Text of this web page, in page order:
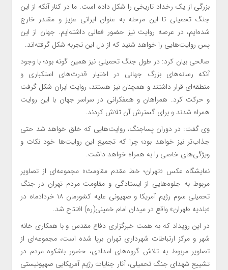
بزرگی از یک رخداد تاریخی را شکل داده است. ما در کنار آنکه از این
جنگ تحمیلی تا این مرحله به عنوان ایرانی عزیز و مقتدر خارج
شده‌ایم، در عرصه روایت نیز حضور فعالی داشته‌ایم. جهان از این
پس روایت‌هایی را خواهد شنید که از دل این تجربه شکل گرفته‌اند.
صالحی بیان کرد: در طول جنگ تحمیلی نیز همین‌ گونه بود؛ با وجود
آنکه رسانه‌های بزرگ جهانی در اختیار قدرت‌های استکباری و
منطقه‌ای قرار داشتند و همچنان نیز هستند، روایت ایران شکل گرفت
و حرکت کرد. همراهان و همفکرانی در سراسر جهان با این روایت
همراه شدند و برای گسترش آن تلاش کردند.
وی گفت: در دوران پساجنگ، روایت‌هایی که خلق خواهد شد حتی
جذاب‌تر نیز خواهد بود؛ چرا که تجمیع این روایت‌ها خود نکات و
ویژگی‌های خاصی را به همراه خواهد داشت.
نمایشگاه عکس «تهران؛ خط مقدم مقاومت» مجموعه‌ای از تصاویر
مربوط به جلوه‌هایی از ایستادگی و مقاومت مردم تهران در جنگ
تحمیلی سوم رژیم آمریکا و صهیونی علیه کشورمان ۱۸ خردادماه در
«بلدیه طهران» واقع در میدان امام خمینی(ره) افتتاح شد.
در این رویداد که به همت خبرگزاری دفاع مقدس و با همکاری خانه
شهر و مرکز ارتباطات شهرداری تهران برپا شده است، مجموعه‌ای از
تصاویر مربوط به تلاش گروه‌های امدادی، حضور باشکوه مردم در
تشییع شهدای جنگ تحمیلی، آثار جنایات رژیم آمریکایی صهیونیستی